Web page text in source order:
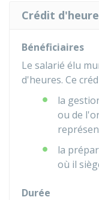
Crédit
Bénéficiaires
Le salarié élu
d'heures. Ce
la
ou de
la
où il
Durée